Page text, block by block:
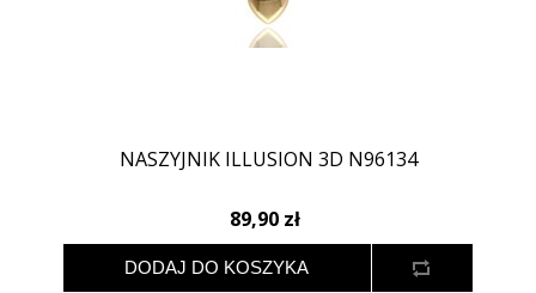
NASZYJNIK ILLUSION 3D N96134
89,90 zł